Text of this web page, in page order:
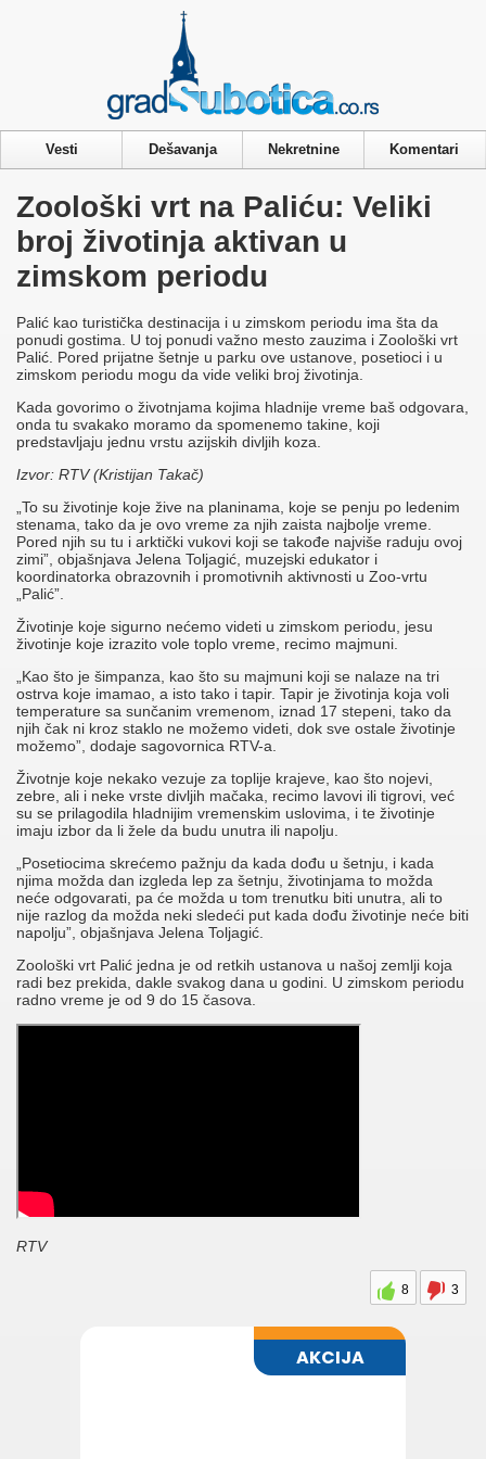
Vesti Dešavanja Nekretnine Komentari
Zoološki vrt na Paliću: Veliki
broj životinja aktivan u
zimskom periodu
Palić kao turistička destinacija i u zimskom periodu ima šta da
ponudi gostima. U toj ponudi važno mesto zauzima i Zoološki vrt
Palić. Pored prijatne šetnje u parku ove ustanove, posetioci i u
zimskom periodu mogu da vide veliki broj životinja.
Kada govorimo o životnjama kojima hladnije vreme baš odgovara,
onda tu svakako moramo da spomenemo takine, koji
predstavljaju jednu vrstu azijskih divljih koza.
Izvor: RTV (Kristijan Takač)
„To su životinje koje žive na planinama, koje se penju po ledenim
stenama, tako da je ovo vreme za njih zaista najbolje vreme.
Pored njih su tu i arktički vukovi koji se takođe najviše raduju ovoj
zimi”, objašnjava Jelena Toljagić, muzejski edukator i
koordinatorka obrazovnih i promotivnih aktivnosti u Zoo-vrtu
„Palić”.
Životinje koje sigurno nećemo videti u zimskom periodu, jesu
životinje koje izrazito vole toplo vreme, recimo majmuni.
„Kao što je šimpanza, kao što su majmuni koji se nalaze na tri
ostrva koje imamao, a isto tako i tapir. Tapir je životinja koja voli
temperature sa sunčanim vremenom, iznad 17 stepeni, tako da
njih čak ni kroz staklo ne možemo videti, dok sve ostale životinje
možemo”, dodaje sagovornica RTV-a.
Životnje koje nekako vezuje za toplije krajeve, kao što nojevi,
zebre, ali i neke vrste divljih mačaka, recimo lavovi ili tigrovi, već
su se prilagodila hladnijim vremenskim uslovima, i te životinje
imaju izbor da li žele da budu unutra ili napolju.
„Posetiocima skrećemo pažnju da kada dođu u šetnju, i kada
njima možda dan izgleda lep za šetnju, životinjama to možda
neće odgovarati, pa će možda u tom trenutku biti unutra, ali to
nije razlog da možda neki sledeći put kada dođu životinje neće biti
napolju”, objašnjava Jelena Toljagić.
Zoološki vrt Palić jedna je od retkih ustanova u našoj zemlji koja
radi bez prekida, dakle svakog dana u godini. U zimskom periodu
radno vreme je od 9 do 15 časova.
RTV
8 3
Privacy & Cookies Policy